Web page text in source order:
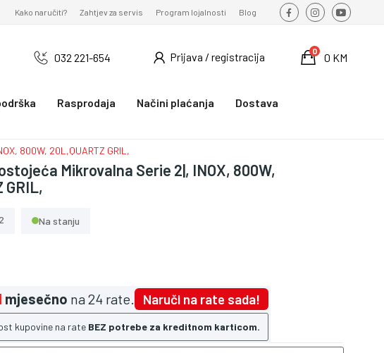
Kako naručiti? Zahtjev za servis Program lojalnosti Blog
032 221-654 Prijava / registracija 0 KM
0
Rasprodaja Načini plaćanja
Dostava
800W, 20L,QUARTZ GRIL,
Mikrovalna Serie 2|, INOX, 800W,
GRIL,
Na stanju
mjesečno na 24 rate. Naruči na rate sada!
kupovine na rate BEZ potrebe za kreditnom karticom.